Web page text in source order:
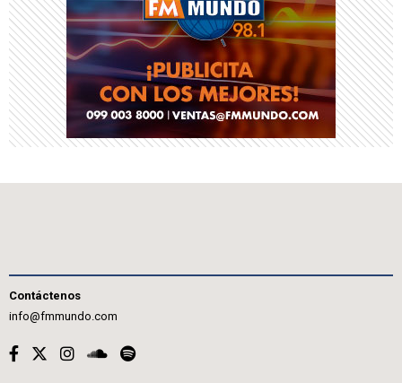
Contáctenos
info@fmmundo.com